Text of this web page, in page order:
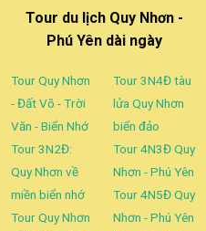
Tour du lịch Quy Nhơn -
Phú Yên dài ngày
Tour Quy Nhơn
- Đất Võ - Trời
Văn - Biển Nhớ
Tour 3N2Đ:
Quy Nhơn về
miền biển nhớ
Tour Quy Nhơn
Tour 3N4Đ tàu
lửa Quy Nhơn
biển đảo
Tour 4N3Đ Quy
Nhơn - Phú Yên
Tour 4N5Đ Quy
Nhơn - Phú Yên